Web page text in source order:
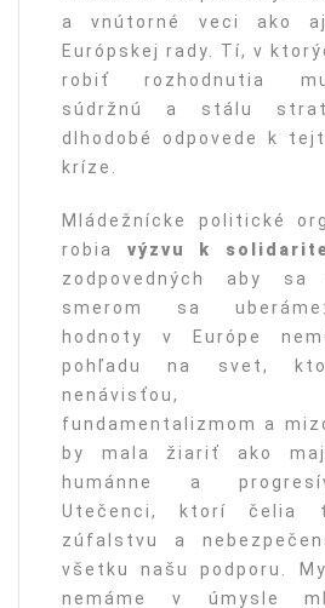
a vnútorné veci ako
Európskej rady. Tí, v
robiť rozhodnutia
súdržnú a stálu
dlhodobé odpovede k
kríze.
Mládežnícke politické
robia výzvu k
zodpovedných aby sa
smerom sa
hodnoty v Európe
pohľadu na svet,
nenávisťou,
fundamentalizmom a
by mala žiariť ako
humánne a
Utečenci, ktorí čelia
zúfalstvu a
všetku našu podporu.
nemáme v úmysle